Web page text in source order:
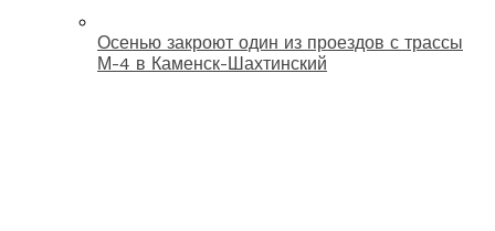
Осенью закроют один из проездов с трассы
М-4 в Каменск-Шахтинский